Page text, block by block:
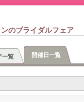
のブライダルフェア
一覧 開催日一覧